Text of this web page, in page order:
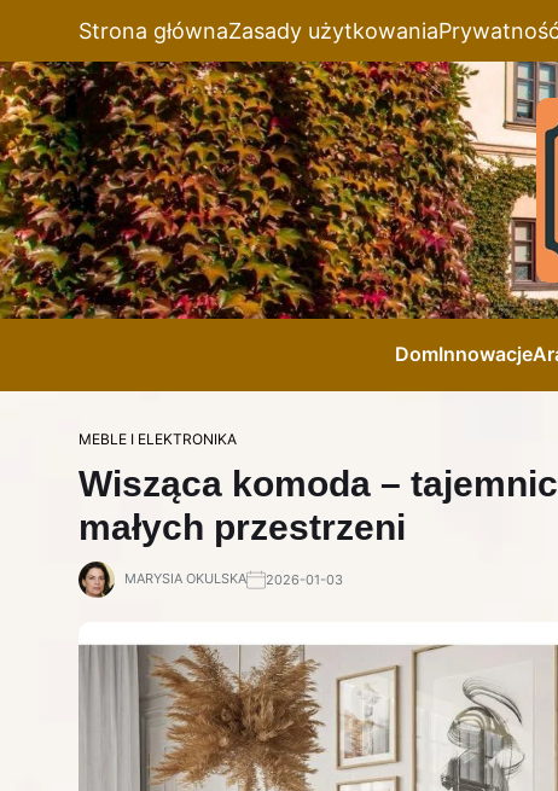
Strona głównaZasady użytkowaniaPrywatność
DomInnowacje
MEBLE I ELEKTRONIKA
Wisząca komoda –
małych przestrzeni
MARYSIA OKULSKA 2026-01-03